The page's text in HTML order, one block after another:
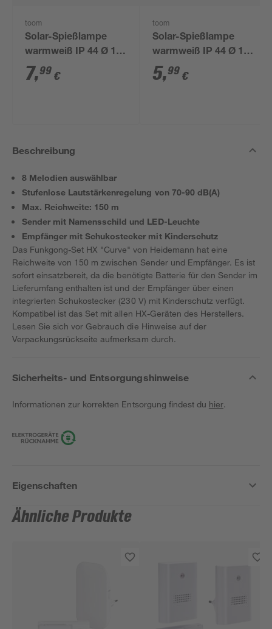
toom
Solar-Spießlampe
warmweiß IP 44 Ø 15
x 44 cm
7,99 €
toom
Solar-Spießlampe
warmweiß IP 44 Ø 10
x 39 cm
5,99 €
Beschreibung
8 Melodien auswählbar
Stufenlose Lautstärkenregelung von 70-90 dB(A)
Max. Reichweite: 150 m
Sender mit Namensschild und LED-Leuchte
Empfänger mit Schukostecker mit Kinderschutz
Das Funkgong-Set HX "Curve" von Heidemann hat eine
Reichweite von 150 m zwischen Sender und Empfänger. Es ist
sofort einsatzbereit, da die benötigte Batterie für den Sender im
Lieferumfang enthalten ist und der Empfänger über einen
integrierten Schukostecker (230 V) mit Kinderschutz verfügt.
Kompatibel ist das Set mit allen HX-Geräten des Herstellers.
Lesen Sie sich vor Gebrauch die Hinweise auf der
Verpackungsrückseite aufmerksam durch.
Sicherheits- und Entsorgungshinweise
Informationen zur korrekten Entsorgung findest du hier.
Eigenschaften
Ähnliche Produkte